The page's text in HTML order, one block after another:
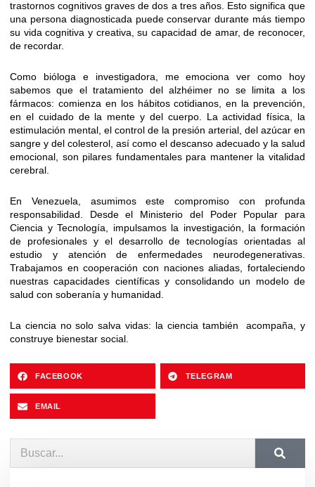
trastornos cognitivos graves de dos a tres años. Esto significa que
una persona diagnosticada puede conservar durante más tiempo
su vida cognitiva y creativa, su capacidad de amar, de reconocer,
de recordar.
Como bióloga e investigadora, me emociona ver como hoy
sabemos que el tratamiento del alzhéimer no se limita a los
fármacos: comienza en los hábitos cotidianos, en la prevención,
en el cuidado de la mente y del cuerpo. La actividad física, la
estimulación mental, el control de la presión arterial, del azúcar en
sangre y del colesterol, así como el descanso adecuado y la salud
emocional, son pilares fundamentales para mantener la vitalidad
cerebral.
En Venezuela, asumimos este compromiso con profunda
responsabilidad. Desde el Ministerio del Poder Popular para
Ciencia y Tecnología, impulsamos la investigación, la formación
de profesionales y el desarrollo de tecnologías orientadas al
estudio y atención de enfermedades neurodegenerativas.
Trabajamos en cooperación con naciones aliadas, fortaleciendo
nuestras capacidades científicas y consolidando un modelo de
salud con soberanía y humanidad.
La ciencia no solo salva vidas: la ciencia también acompaña, y
construye bienestar social.
FACEBOOK TELEGRAM
EMAIL